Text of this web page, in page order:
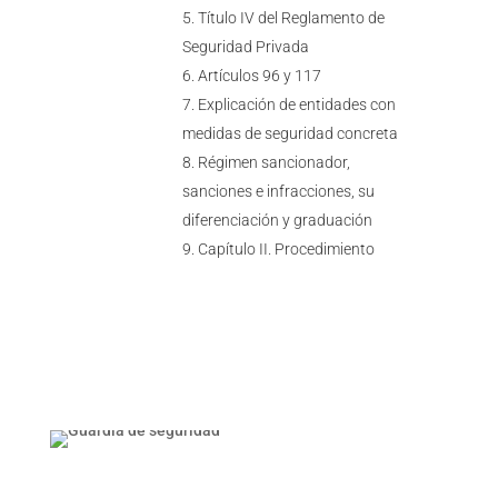
Título IV del Reglamento de
Seguridad Privada
Artículos 96 y 117
Explicación de entidades con
medidas de seguridad concreta
Régimen sancionador,
sanciones e infracciones, su
diferenciación y graduación
Capítulo II. Procedimiento